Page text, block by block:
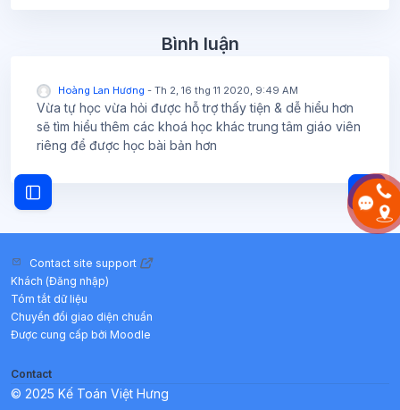
Mở chỉ số ngăn của khóa học Mở
Bình luận
Hoàng Lan Hương -Th 2, 16 thg 11 2020, 9:49 AM
Vừa tự học vừa hỏi được hỗ trợ thấy tiện & dễ hiểu hơn
sẽ tìm hiểu thêm các khoá học khác trung tâm giáo viên
riêng để được học bài bản hơn
Contact site support
Khách (Đăng nhập)
Tóm tắt dữ liệu
Chuyển đổi giao diện chuẩn
Được cung cấp bởi Moodle
Contact
© 2025 Kế Toán Việt Hưng